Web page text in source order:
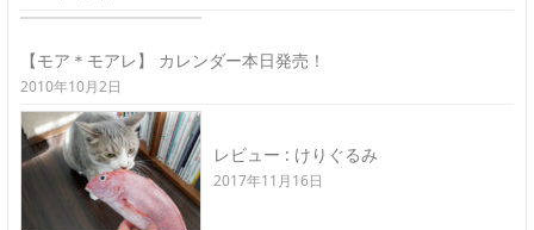
【モア＊モアレ】 カレンダー本日発売！
2010年10月2日
レビュー : けりぐるみ
2017年11月16日